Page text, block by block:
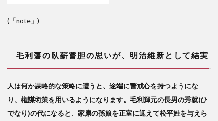
(「note」)
毛利藩の臥薪嘗胆の思いが、明治維新として結実
人は何か謀略的な策略に遭うと、途端に警戒心を持つようにな
り、権謀術策を用いるようになります。毛利輝元の長男の秀就(ひ
でなり)の代になると、家康の孫娘を正室に迎えて松平姓を与えら